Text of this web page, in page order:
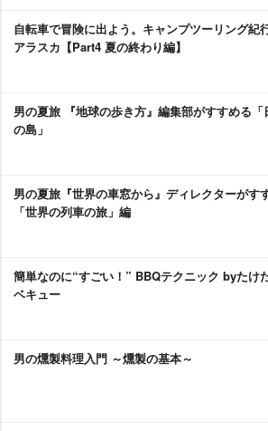
自転車で冒険に出よう。キャンプツーリング紀
アラスカ【Part4 夏の終わり編】
男の夏旅 『地球の歩き方』編集部がすすめる「
の島」
男の夏旅『世界の車窓から』ディレクターがす
「世界の列車の旅」編
簡単なのに“すごい！” BBQテクニック byたけ
ベキュー
男の燻製料理入門 ～燻製の基本～